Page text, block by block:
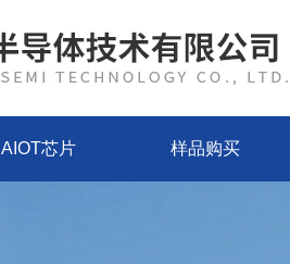
AIOT芯片 样品购买